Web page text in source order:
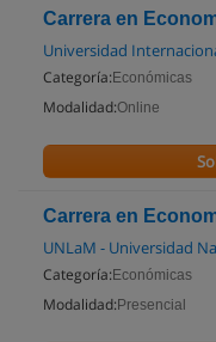
Carrera en
Universidad
Categoría: Económicas
Modalidad:Online
Carrera en
UNLaM - Universidad
Categoría: Económicas
Modalidad: Presencial